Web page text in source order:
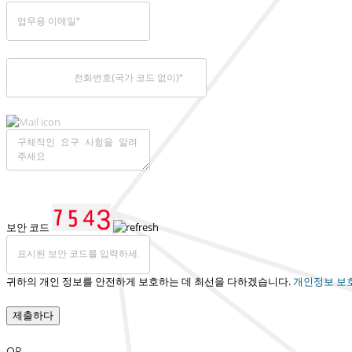
보안 코드
귀하의 개인 정보를 안전하게 보호하는 데 최선을 다하겠습니다. 개인정보 보
제출하다